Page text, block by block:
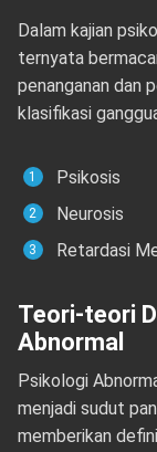
Dalam kajian
ternyata
penanganan dan
klasifikasi
Psikosis
Neurosis
Retardasi
Teori-teori
Abnormal
Psikologi
menjadi sudut
memberikan